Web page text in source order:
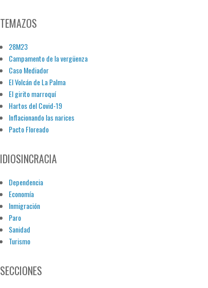
TEMAZOS
28M23
Campamento de la vergüenza
Caso Mediador
El Volcán de La Palma
El girito marroquí
Hartos del Covid-19
Inflacionando las narices
Pacto Floreado
IDIOSINCRACIA
Dependencia
Economía
Inmigración
Paro
Sanidad
Turismo
SECCIONES